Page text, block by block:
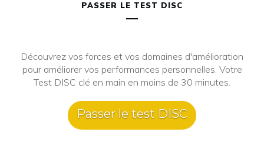
PASSER LE TEST DISC
Découvrez vos forces et vos domaines d'amélioration
pour améliorer vos performances personnelles. Votre
Test DISC clé en main en moins de 30 minutes.
Passer le test DISC